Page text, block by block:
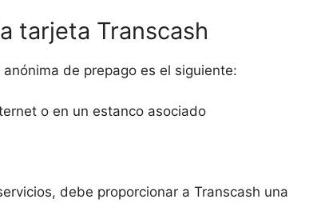
tarjeta Transcash
de prepago es el siguiente:
o en un estanco asociado
debe proporcionar a Transcash una